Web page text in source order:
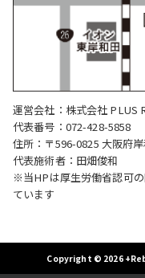
運営会社：株式会社 PLUS
代表番号：072-428-5858
住所：〒596-0825 大阪府
代表施術者：田畑俊和
※当HPは厚生労働省認可
ています
Copyright © 2026